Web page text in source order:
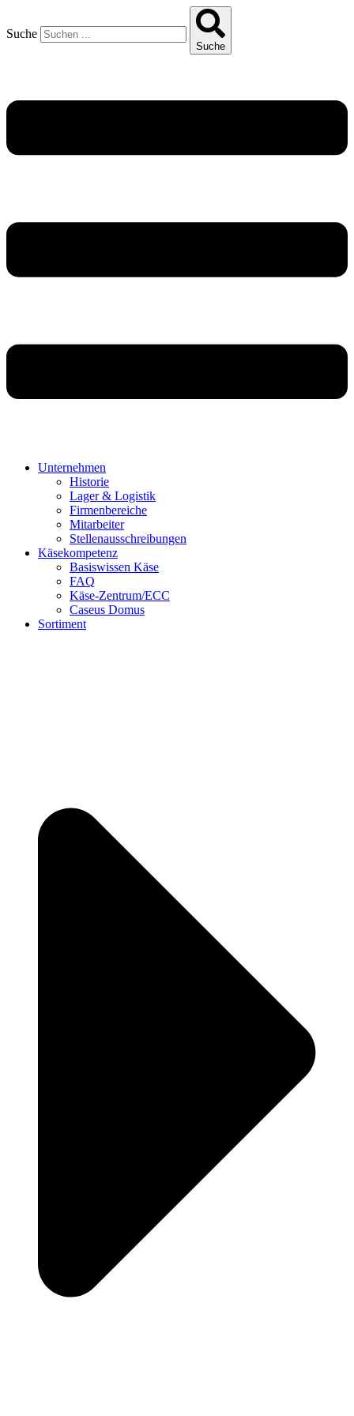
Suche
Suche
Unternehmen
Historie
Lager & Logistik
Firmenbereiche
Mitarbeiter
Stellenausschreibungen
Käsekompetenz
Basiswissen Käse
FAQ
Käse-Zentrum/ECC
Caseus Domus
Sortiment